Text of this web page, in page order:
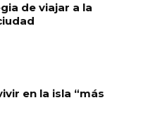
de viajar a la
en la isla “más